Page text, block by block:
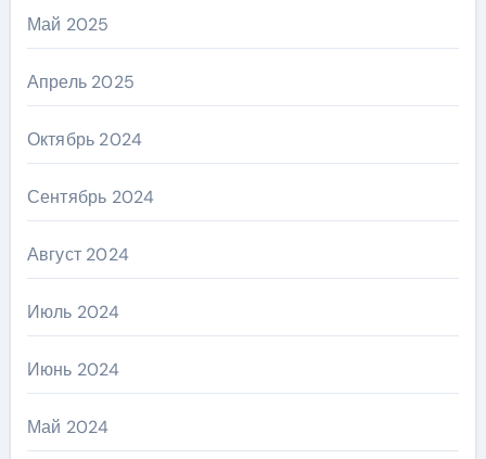
Май 2025
Апрель 2025
Октябрь 2024
Сентябрь 2024
Август 2024
Июль 2024
Июнь 2024
Май 2024